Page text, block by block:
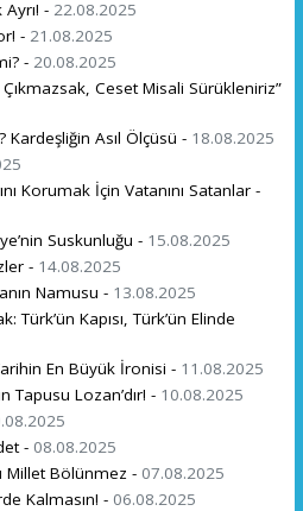
- 22.08.2025
- 21.08.2025
- 20.08.2025
Ceset Misali Sürükleniriz”
Asıl Ölçüsü - 18.08.2025
Korumak İçin Vatanını Satanlar -
Suskunluğu - 15.08.2025
- 14.08.2025
Namusu - 13.08.2025
Türk’ün Kapısı, Türk’ün Elinde
En Büyük İronisi - 11.08.2025
Tapusu Lozan’dır! - 10.08.2025
- 08.08.2025
Millet Bölünmez - 07.08.2025
Kalmasın! - 06.08.2025